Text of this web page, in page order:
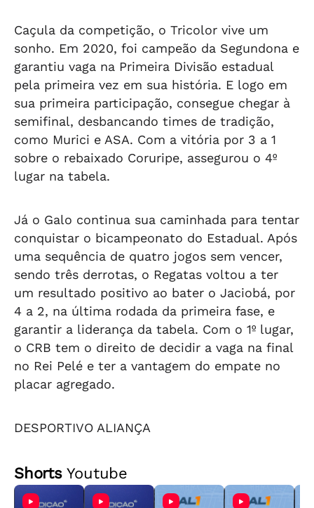
Caçula da competição, o Tricolor vive um
sonho. Em 2020, foi campeão da Segundona e
garantiu vaga na Primeira Divisão estadual
pela primeira vez em sua história. E logo em
sua primeira participação, consegue chegar à
semifinal, desbancando times de tradição,
como Murici e ASA. Com a vitória por 3 a 1
sobre o rebaixado Coruripe, assegurou o 4º
lugar na tabela.
Já o Galo continua sua caminhada para tentar
conquistar o bicampeonato do Estadual. Após
uma sequência de quatro jogos sem vencer,
sendo três derrotas, o Regatas voltou a ter
um resultado positivo ao bater o Jaciobá, por
4 a 2, na última rodada da primeira fase, e
garantir a liderança da tabela. Com o 1º lugar,
o CRB tem o direito de decidir a vaga na final
no Rei Pelé e ter a vantagem do empate no
placar agregado.
DESPORTIVO ALIANÇA
ShortsYoutube